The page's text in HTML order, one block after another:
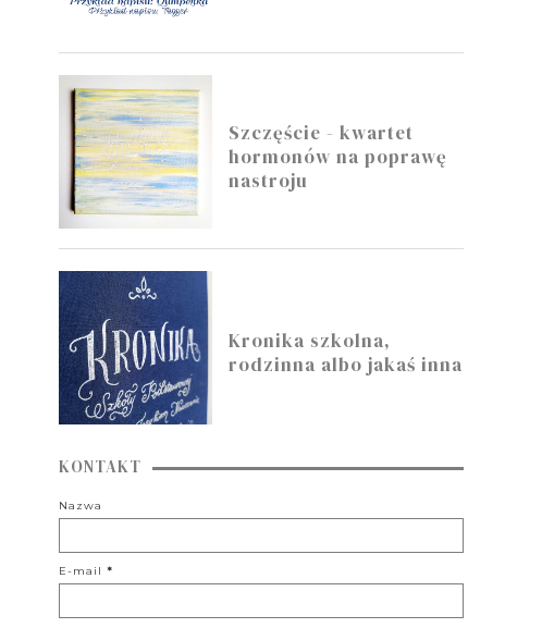
Szczęście - kwartet
hormonów na poprawę
nastroju
Kronika szkolna,
rodzinna albo jakaś inna
KONTAKT
Nazwa
E-mail *